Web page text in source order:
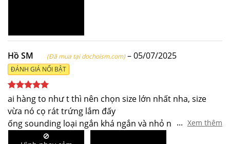
Hồ SM (Đã mua tại dochoism.com) –05/07/2025
ĐÁNH GIÁ NỔI BẬT
Được xếp
55
sao
ai hàng to như t thì nên chọn size lớn nhất nha, size
vừa nó cọ rát trứng lắm đấy
ống sounding loại ngắn khá ngắn và nhỏ nhưng trơn
tru ko đau, ai chưa chơi sounding nên cân nhắc, đeo để
... Xem thêm
🚫